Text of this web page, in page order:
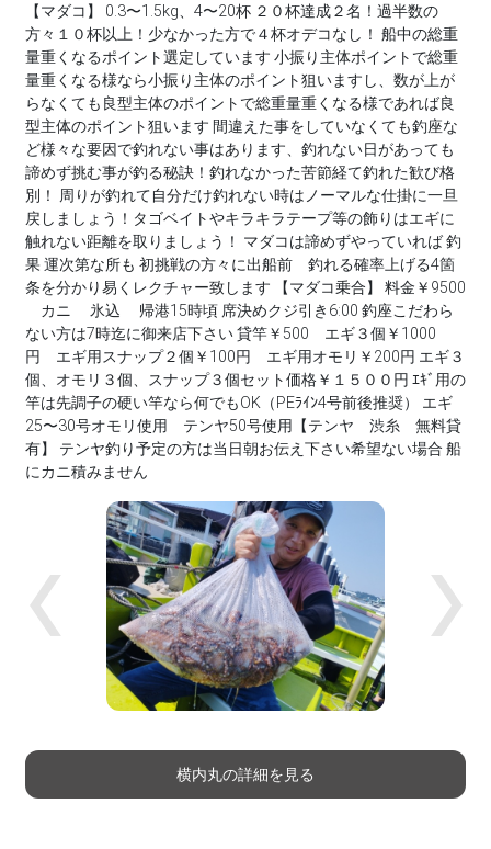
【マダコ】 0.3〜1.5kg、4〜20杯 ２０杯達成２名！過半数の
方々１０杯以上！少なかった方で４杯オデコなし！ 船中の総重
量重くなるポイント選定しています 小振り主体ポイントで総重
量重くなる様なら小振り主体のポイント狙いますし、数が上が
らなくても良型主体のポイントで総重量重くなる様であれば良
型主体のポイント狙います 間違えた事をしていなくても釣座な
ど様々な要因で釣れない事はあります、釣れない日があっても
諦めず挑む事が釣る秘訣！釣れなかった苦節経て釣れた歓び格
別！ 周りが釣れて自分だけ釣れない時はノーマルな仕掛に一旦
戻しましょう！タゴベイトやキラキラテープ等の飾りはエギに
触れない距離を取りましょう！ マダコは諦めずやっていれば 釣
果 運次第な所も 初挑戦の方々に出船前 釣れる確率上げる4箇
条を分かり易くレクチャー致します 【マダコ乗合】 料金￥9500
カニ 氷込 帰港15時頃 席決めクジ引き6:00 釣座こだわら
ない方は7時迄に御来店下さい 貸竿￥500 エギ３個￥1000
円 エギ用スナップ２個￥100円 エギ用オモリ￥200円 エギ３
個、オモリ３個、スナップ３個セット価格￥１５００円 ｴｷﾞ用の
竿は先調子の硬い竿なら何でもOK（PEﾗｲﾝ4号前後推奨） エギ
25〜30号オモリ使用 テンヤ50号使用【テンヤ 渋糸 無料貸
有】 テンヤ釣り予定の方は当日朝お伝え下さい希望ない場合 船
にカニ積みません
Previous Next
横内丸の詳細を見る